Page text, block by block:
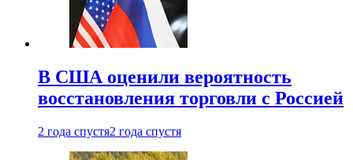
В США оценили вероятность
восстановления торговли с Россией
2 года спустя2 года спустя